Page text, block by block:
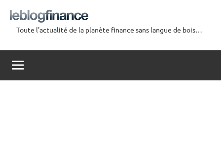
contenu
Blog
Finance
Toute l'actualité de la planète finance sans langue de bois…